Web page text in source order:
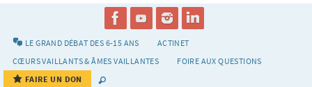
LE GRAND DÉBAT DES 6-15 ANS
ACTINET
CŒURS VAILLANTS & ÂMES VAILLANTES
FOIRE AUX QUESTIONS
FAIRE UN DON